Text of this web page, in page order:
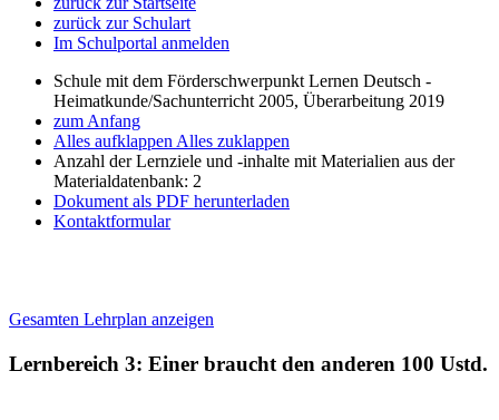
zurück zur Schulart
Im Schulportal anmelden
Schule mit dem Förderschwerpunkt Lernen Deutsch -
Heimatkunde/Sachunterricht 2005, Überarbeitung 2019
zum Anfang
Alles aufklappen Alles zuklappen
Anzahl der Lernziele und -inhalte mit Materialien aus der
Materialdatenbank: 2
Dokument als PDF herunterladen
Kontaktformular
Gesamten Lehrplan anzeigen
Lernbereich 3: Einer braucht den anderen 100 Ustd.